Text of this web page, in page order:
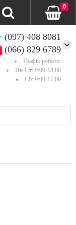
(097) 408 8081
(066) 829 6789
Графік роботи:
Пн-Пт: 9:00-18:00
Сб: 9:00-17:00
0